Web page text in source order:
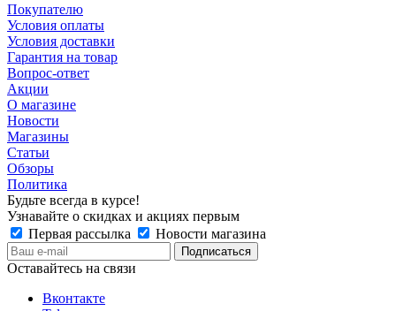
Покупателю
Условия оплаты
Условия доставки
Гарантия на товар
Вопрос-ответ
Акции
О магазине
Новости
Магазины
Статьи
Обзоры
Политика
Будьте всегда в курсе!
Узнавайте о скидках и акциях первым
Первая рассылка
Новости магазина
Оставайтесь на связи
Вконтакте